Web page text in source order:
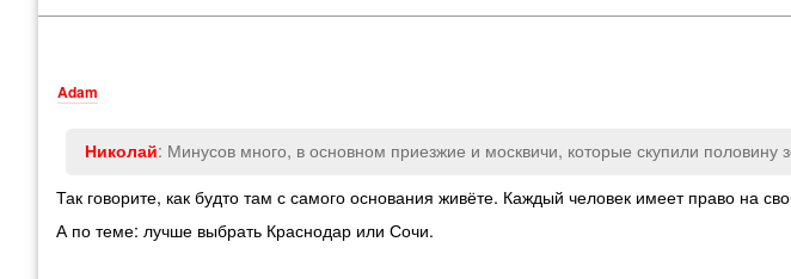
Adam
Николай: Минусов много, в основном приезжие и москвичи, которые скупили половину
Так говорите, как будто там с самого основания живёте. Каждый человек имеет право на
А по теме: лучше выбрать Краснодар или Сочи.